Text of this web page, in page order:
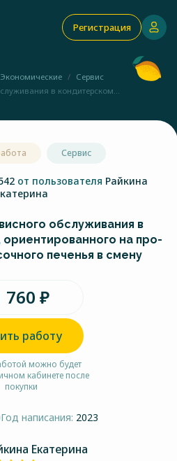
Регистрация
Экономические
Сервис
в кондитерском...
Сервис
от пользователя Райкина
обслуживания в
на про-
печенья в смену
760 ₽
работу
можно будет
кабинете после
покупки
Год написания: 2023
Екатерина